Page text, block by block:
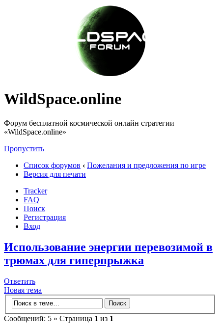
WildSpace.online
Форум бесплатной космической онлайн стратегии
«WildSpace.online»
Пропустить
Список форумов ‹ Пожелания и предложения по игре
Версия для печати
Tracker
FAQ
Поиск
Регистрация
Вход
Использование энергии перевозимой в
трюмах для гиперпрыжка
Ответить
Новая тема
Сообщений: 5 » Страница 1 из 1